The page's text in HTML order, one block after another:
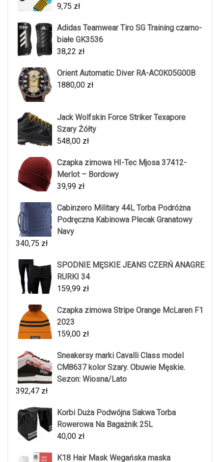
9,75 zł
Adidas Teamwear Tiro SG Training czarno-
białe GK3536
38,22 zł
Orient Automatic Diver RA-AC0K05G00B
1880,00 zł
Jack Wolfskin Force Striker Texapore
Szary Żółty
548,00 zł
Czapka zimowa HI-Tec Mjosa 37412-
Merlot – Bordowy
39,99 zł
Cabinzero Military 44L Torba Podróżna
Podręczna Kabinowa Plecak Granatowy
Navy
340,75 zł
SPODNIE MĘSKIE JEANS CZERŃ ANAGRE
RURKI 34
159,99 zł
Czapka zimowa Stripe Orange McLaren F1
2023
159,00 zł
Sneakersy marki Cavalli Class model
CM8637 kolor Szary. Obuwie Męskie.
Sezon: Wiosna/Lato
392,47 zł
Korbi Duża Podwójna Sakwa Torba
Rowerowa Na Bagażnik 25L
40,00 zł
K18 Hair Mask Wegańska maska